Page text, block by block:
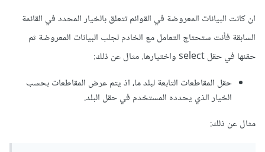
ان كانت البيانات المعروضة في القوائم تتعلق بالخيار المحدد في القائمة
السابقة فأنت ستحتاج التعامل مع الخادم لجلب البيانات المعروضة ثم
حقنها في حقل select واختيارها. مثال عن ذلك:
حقل المقاطعات التابعة لبلد ما، اذ يتم عرض المقاطعات بحسب
الخيار الذي يحدده المستخدم في حقل البلد.
مثال عن ذلك: